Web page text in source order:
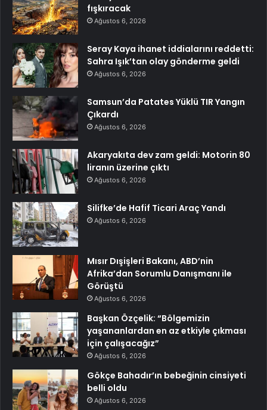
fışkıracak
Ağustos 6, 2026
Seray Kaya ihanet iddialarını reddetti:
Sahra Işık’tan olay gönderme geldi
Ağustos 6, 2026
Samsun’da Patates Yüklü TIR Yangın
Çıkardı
Ağustos 6, 2026
Akaryakıta dev zam geldi: Motorin 80
liranın üzerine çıktı
Ağustos 6, 2026
Silifke’de Hafif Ticari Araç Yandı
Ağustos 6, 2026
Mısır Dışişleri Bakanı, ABD’nin
Afrika’dan Sorumlu Danışmanı ile
Görüştü
Ağustos 6, 2026
Başkan Özçelik: “Bölgemizin
yaşananlardan en az etkiyle çıkması
için çalışacağız”
Ağustos 6, 2026
Gökçe Bahadır’ın bebeğinin cinsiyeti
belli oldu
Ağustos 6, 2026